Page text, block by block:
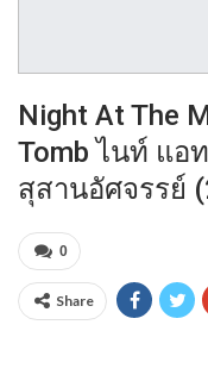
Night At The
Tomb ไนท์ แอ
สุสานอัศจรรย์
0
Share